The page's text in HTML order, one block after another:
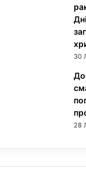
30
28